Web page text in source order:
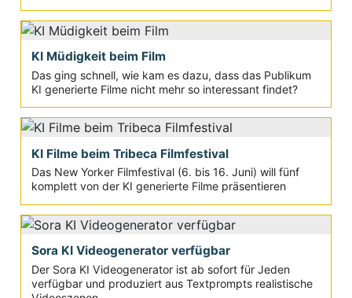
KI Müdigkeit beim Film
Das ging schnell, wie kam es dazu, dass das Publikum
KI generierte Filme nicht mehr so interessant findet?
KI Filme beim Tribeca Filmfestival
Das New Yorker Filmfestival (6. bis 16. Juni) will fünf
komplett von der KI generierte Filme präsentieren
Sora KI Videogenerator verfügbar
Der Sora KI Videogenerator ist ab sofort für Jeden
verfügbar und produziert aus Textprompts realistische